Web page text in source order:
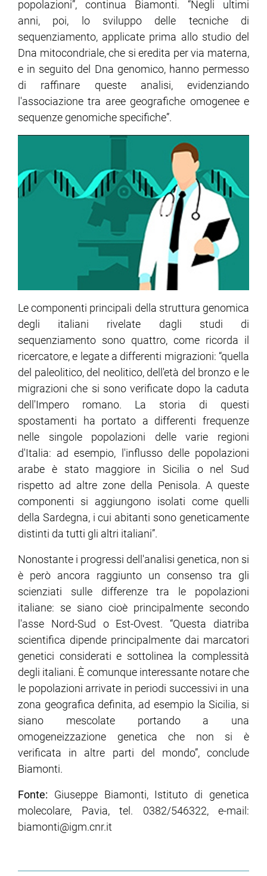
popolazioni”, continua Biamonti. “Negli ultimi
anni, poi, lo sviluppo delle tecniche di
sequenziamento, applicate prima allo studio del
Dna mitocondriale, che si eredita per via materna,
e in seguito del Dna genomico, hanno permesso
di raffinare queste analisi, evidenziando
l'associazione tra aree geografiche omogenee e
sequenze genomiche specifiche”.
Le componenti principali della struttura genomica
degli italiani rivelate dagli studi di
sequenziamento sono quattro, come ricorda il
ricercatore, e legate a differenti migrazioni: “quella
del paleolitico, del neolitico, dell'età del bronzo e le
migrazioni che si sono verificate dopo la caduta
dell'Impero romano. La storia di questi
spostamenti ha portato a differenti frequenze
nelle singole popolazioni delle varie regioni
d'Italia: ad esempio, l'influsso delle popolazioni
arabe è stato maggiore in Sicilia o nel Sud
rispetto ad altre zone della Penisola. A queste
componenti si aggiungono isolati come quelli
della Sardegna, i cui abitanti sono geneticamente
distinti da tutti gli altri italiani”.
Nonostante i progressi dell'analisi genetica, non si
è però ancora raggiunto un consenso tra gli
scienziati sulle differenze tra le popolazioni
italiane: se siano cioè principalmente secondo
l'asse Nord-Sud o Est-Ovest. “Questa diatriba
scientifica dipende principalmente dai marcatori
genetici considerati e sottolinea la complessità
degli italiani. È comunque interessante notare che
le popolazioni arrivate in periodi successivi in una
zona geografica definita, ad esempio la Sicilia, si
siano mescolate portando a una
omogeneizzazione genetica che non si è
verificata in altre parti del mondo”, conclude
Biamonti.
Fonte: Giuseppe Biamonti, Istituto di genetica
molecolare, Pavia, tel. 0382/546322, e-mail:
biamonti@igm.cnr.it